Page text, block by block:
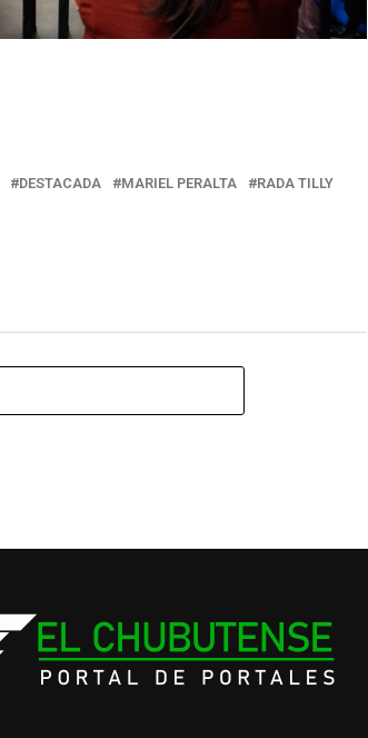
DESTACADA MARIEL PERALTA RADA TILLY